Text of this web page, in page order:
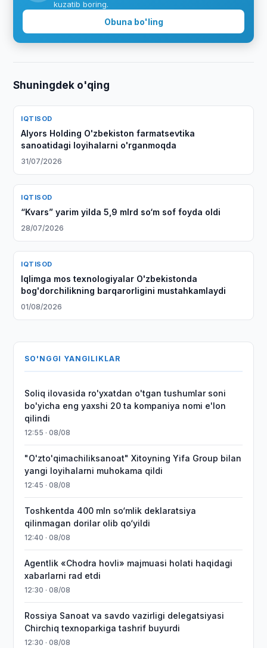
kuzatib boring.
Obuna bo'ling
Shuningdek o'qing
IQTISOD
Alyors Holding O'zbekiston farmatsevtika
sanoatidagi loyihalarni o'rganmoqda
31/07/2026
IQTISOD
“Kvars” yarim yilda 5,9 mlrd so‘m sof foyda oldi
28/07/2026
IQTISOD
Iqlimga mos texnologiyalar O'zbekistonda
bog'dorchilikning barqarorligini mustahkamlaydi
01/08/2026
SO'NGGI YANGILIKLAR
Soliq ilovasida ro'yxatdan o'tgan tushumlar soni
bo'yicha eng yaxshi 20 ta kompaniya nomi e'lon
qilindi
12:55 · 08/08
"O'zto'qimachiliksanoat" Xitoyning Yifa Group bilan
yangi loyihalarni muhokama qildi
12:45 · 08/08
Toshkentda 400 mln so‘mlik deklaratsiya
qilinmagan dorilar olib qo‘yildi
12:40 · 08/08
Agentlik «Chodra hovli» majmuasi holati haqidagi
xabarlarni rad etdi
12:30 · 08/08
Rossiya Sanoat va savdo vazirligi delegatsiyasi
Chirchiq texnoparkiga tashrif buyurdi
12:30 · 08/08